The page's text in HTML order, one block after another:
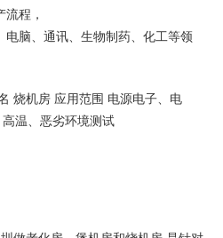
程，
电脑、通讯、生物制药、化工等领
机房 应用范围 电源电子、电
温、恶劣环境测试